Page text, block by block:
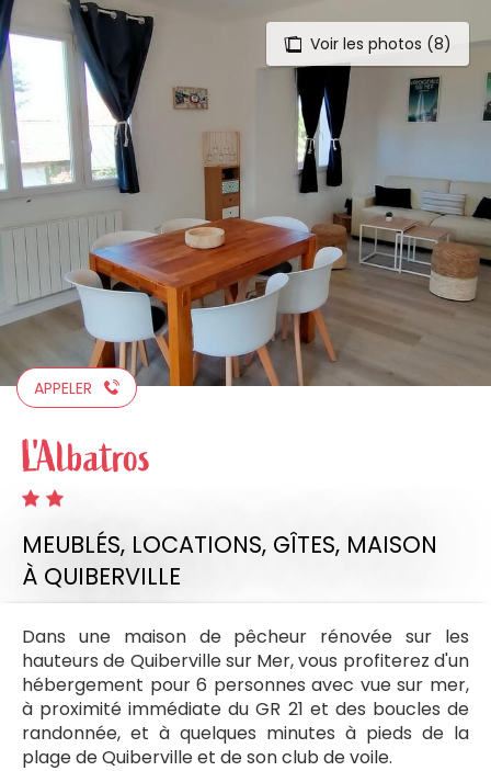
Aller
au
contenu
principal
Voir les photos (8)
APPELER
L'Albatros
MEUBLÉS, LOCATIONS, GÎTES, MAISON
À QUIBERVILLE
Dans une maison de pêcheur rénovée sur les
hauteurs de Quiberville sur Mer, vous profiterez d'un
hébergement pour 6 personnes avec vue sur mer,
à proximité immédiate du GR 21 et des boucles de
randonnée, et à quelques minutes à pieds de la
plage de Quiberville et de son club de voile.